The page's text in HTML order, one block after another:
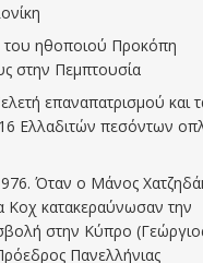
του ηθοποιού Προκόπη
στην Πεμπτουσία
επαναπατρισμού και
Ελλαδιτών πεσόντων
Όταν ο Μάνος
Κοχ κατακεραύνωσαν την
στην Κύπρο
Πανελλήνιας